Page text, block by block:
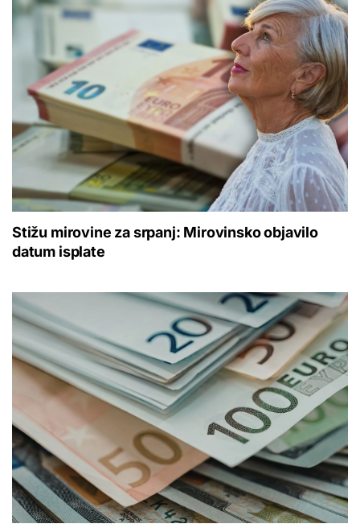
Stižu mirovine za srpanj: Mirovinsko objavilo
datum isplate